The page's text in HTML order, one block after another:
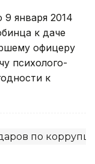
января 2014
к даче
офицеру
психолого-
к
по